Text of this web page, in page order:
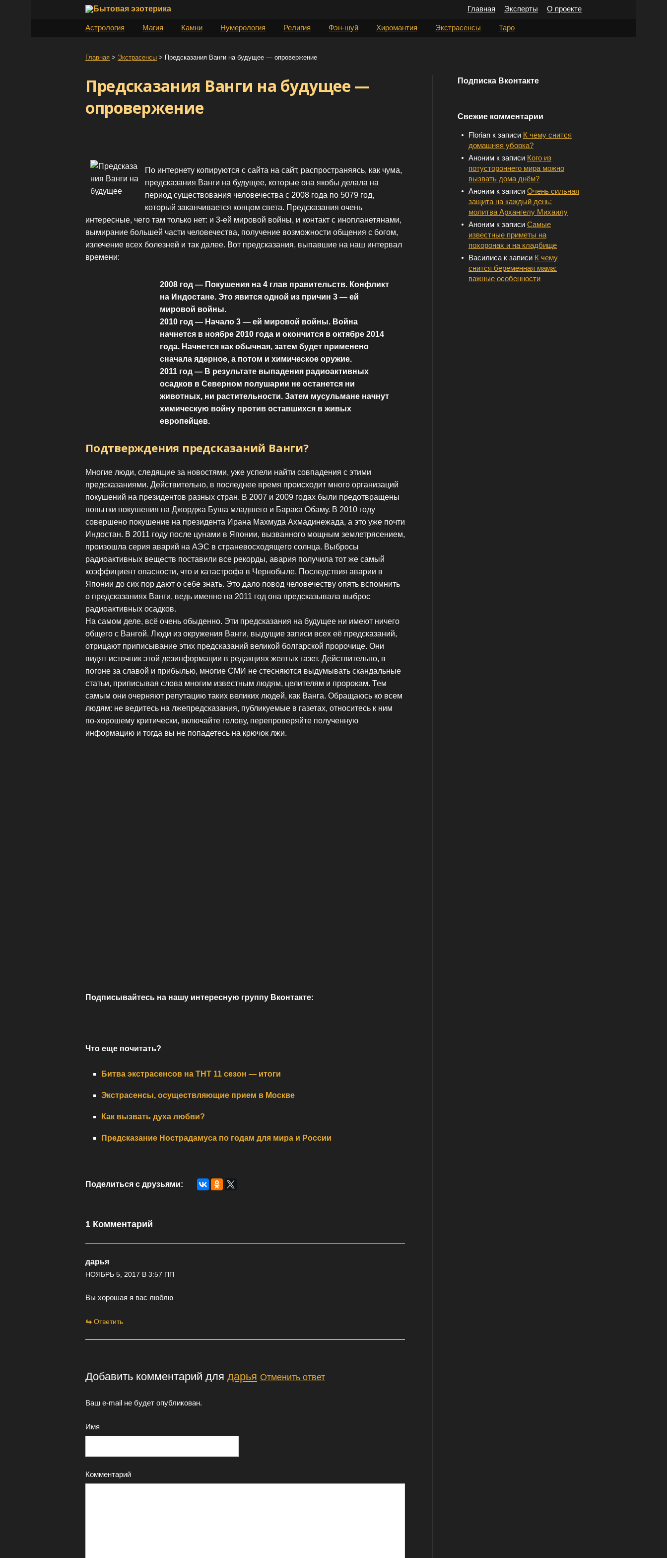
Главная Эксперты О проекте
Астрология Магия Камни Нумерология Религия Фэн-шуй Хиромантия Экстрасенсы Таро
Главная > Экстрасенсы > Предсказания Ванги на будущее — опровержение
Предсказания Ванги на будущее —
опровержение
По интернету копируются с сайта на сайт, распространяясь, как чума,
предсказания Ванги на будущее, которые она якобы делала на
период существования человечества с 2008 года по 5079 год,
который заканчивается концом света. Предсказания очень
интересные, чего там только нет: и 3-ей мировой войны, и контакт с инопланетянами,
вымирание большей части человечества, получение возможности общения с богом,
излечение всех болезней и так далее. Вот предсказания, выпавшие на наш интервал
времени:
2008 год — Покушения на 4 глав правительств. Конфликт
на Индостане. Это явится одной из причин 3 — ей
мировой войны.
2010 год — Начало 3 — ей мировой войны. Война
начнется в ноябре 2010 года и окончится в октябре 2014
года. Начнется как обычная, затем будет применено
сначала ядерное, а потом и химическое оружие.
2011 год — В результате выпадения радиоактивных
осадков в Северном полушарии не останется ни
животных, ни растительности. Затем мусульмане начнут
химическую войну против оставшихся в живых
европейцев.
Подтверждения предсказаний Ванги?
Многие люди, следящие за новостями, уже успели найти совпадения с этими
предсказаниями. Действительно, в последнее время происходит много организаций
покушений на президентов разных стран. В 2007 и 2009 годах были предотвращены
попытки покушения на Джорджа Буша младшего и Барака Обаму. В 2010 году
совершено покушение на президента Ирана Махмуда Ахмадинежада, а это уже почти
Индостан. В 2011 году после цунами в Японии, вызванного мощным землетрясением,
произошла серия аварий на АЭС в страневосходящего солнца. Выбросы
радиоактивных веществ поставили все рекорды, авария получила тот же самый
коэффициент опасности, что и катастрофа в Чернобыле. Последствия аварии в
Японии до сих пор дают о себе знать. Это дало повод человечеству опять вспомнить
о предсказаниях Ванги, ведь именно на 2011 год она предсказывала выброс
радиоактивных осадков.
На самом деле, всё очень обыденно. Эти предсказания на будущее ни имеют ничего
общего с Вангой. Люди из окружения Ванги, выдущие записи всех её предсказаний,
отрицают приписывание этих предсказаний великой болгарской пророчице. Они
видят источник этой дезинформации в редакциях желтых газет. Действительно, в
погоне за славой и прибылью, многие СМИ не стесняются выдумывать скандальные
статьи, приписывая слова многим известным людям, целителям и пророкам. Тем
самым они очерняют репутацию таких великих людей, как Ванга. Обращаюсь ко всем
людям: не ведитесь на лжепредсказания, публикуемые в газетах, относитесь к ним
по-хорошему критически, включайте голову, перепроверяйте полученную
информацию и тогда вы не попадетесь на крючок лжи.
Подписывайтесь на нашу интересную группу Вконтакте:
Что еще почитать?
Битва экстрасенсов на ТНТ 11 сезон — итоги
Экстрасенсы, осуществляющие прием в Москве
Как вызвать духа любви?
Предсказание Нострадамуса по годам для мира и России
Поделиться с друзьями:
1 Комментарий
дарья
НОЯБРЬ 5, 2017 В 3:57 ПП
Вы хорошая я вас люблю
Ответить
Добавить комментарий для дарья Отменить ответ
Ваш e-mail не будет опубликован.
Имя
Комментарий
Подписка Вконтакте
Свежие комментарии
Florian к записи К чему снится
домашняя уборка?
Аноним к записи Кого из
потустороннего мира можно
вызвать дома днём?
Аноним к записи Очень сильная
защита на каждый день:
молитва Архангелу Михаилу
Аноним к записи Самые
известные приметы на
похоронах и на кладбище
Василиса к записи К чему
снится беременная мама:
важные особенности